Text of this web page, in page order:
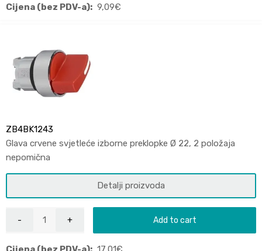
Cijena (bez PDV-a): 9,09€
ZB4BK1243
Glava crvene svjetleće izborne preklopke Ø 22, 2 položaja
nepomična
Detalji proizvoda
Add to cart